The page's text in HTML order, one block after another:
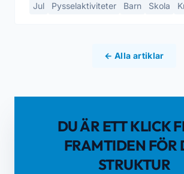
Jul Pysselaktiviteter Barn Skola
← Alla artiklar
DU ÄR ETT KLICK
FRAMTIDEN FÖR
STRUKTUR